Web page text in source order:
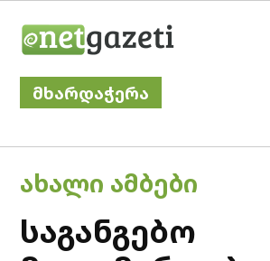
მხარდაჭერა
POSTED
IN
ᲐᲮᲐᲚᲘ ᲐᲛᲑᲔᲑᲘ
საგანგებო